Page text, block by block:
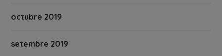
octubre 2019
setembre 2019